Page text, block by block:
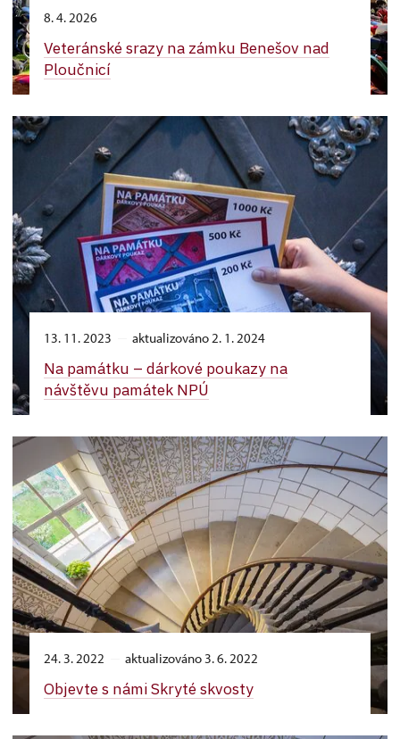
8. 4. 2026
Veteránské srazy na zámku Benešov nad
Ploučnicí
13. 11. 2023 aktualizováno 2. 1. 2024
Na památku –⁠ dárkové poukazy na
návštěvu památek NPÚ
24. 3. 2022 aktualizováno 3. 6. 2022
Objevte s námi Skryté skvosty